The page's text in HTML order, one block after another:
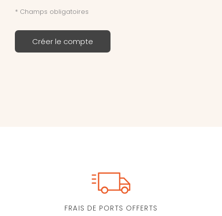
* Champs obligatoires
Créer le compte
FRAIS DE PORTS OFFERTS